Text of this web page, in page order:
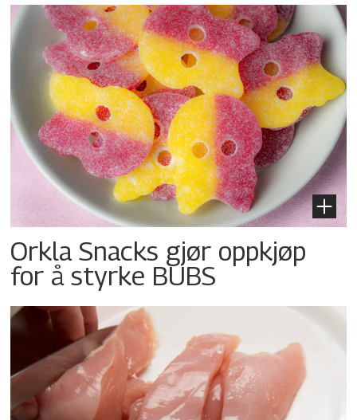
Orkla Snacks gjør oppkjøp
for å styrke BUBS